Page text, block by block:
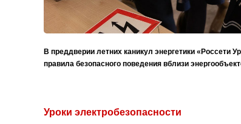
В преддверии летних каникул энергетики «Россети
правила безопасного поведения вблизи
Уроки электробезопасности